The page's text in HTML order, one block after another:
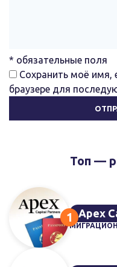
* обязательные поля
Сохранить моё имя,
браузере для
Топ —
Apex